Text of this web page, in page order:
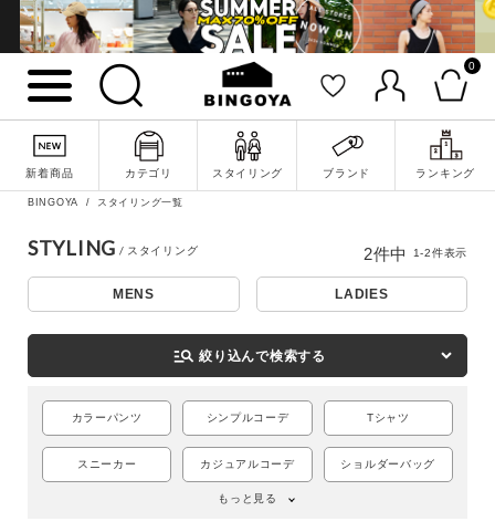
0
新着商品 カテゴリ スタイリング ブランド ランキング
詳細検索
キーワード
BINGOYA スタイリング一覧
STYLING
MENS LADIES
manage_search 絞り込んで検索する
カラーパンツ シンプルコーデ Tシャツ
スニーカー カジュアルコーデ ショルダーバッグ
もっと見る
2件中 1-2件表示